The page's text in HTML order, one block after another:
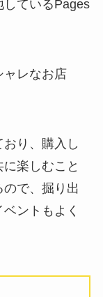
ているPages
ャレなお店
り、購入し
楽しむこと
で、掘り出
ントもよく